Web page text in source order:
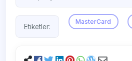
Etiketler:
MasterCard